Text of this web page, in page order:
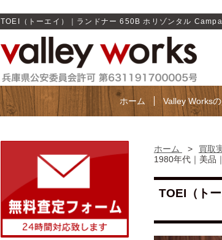
TOEI（トーエイ）｜ランドナー 650B ホリゾンタル
ホーム Valley Works
ホーム > 買取
1980年代｜美品
TOEI（ト